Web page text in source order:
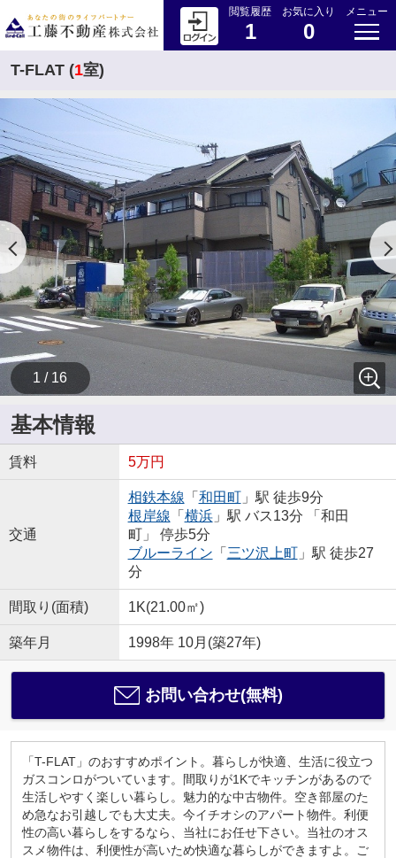
閲覧履歴
1
お気に入り
0
メニュー
T-FLAT (1室)
1 / 16
基本情報
賃料 5万円
交通
相鉄本線 「 和田町」駅 徒歩9分
根岸線 「 横浜」駅 バス13分 「和田
町」 停歩5分
ブルーライン 「 三ツ沢上町」駅 徒歩27
分
間取り(面積) 1K(21.00㎡)
築年月 1998年 10月(築27年)
お問い合わせ(無料)
「T-FLAT」のおすすめポイント。暮らしが快適、生活に役立つ
ガスコンロがついています。間取りが1Kでキッチンがあるので
生活しやすく楽しい暮らし。魅力的な中古物件。空き部屋のた
め急なお引越しでも大丈夫。今イチオシのアパート物件。利便
性の高い暮らしをするなら、当社にお任せ下さい。当社のオス
スメ物件は、利便性が高いため快適な暮らしができますよ。ご